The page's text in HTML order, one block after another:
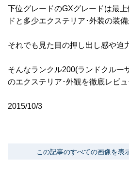
下位グレードのGXグレードは最
ドと多少エクステリア･外装の装備
それでも見た目の押し出し感や迫
そんなランクル200(ランドクルー
のエクステリア･外観を徹底レビュ
2015/10/3
この記事のすべての画像を表